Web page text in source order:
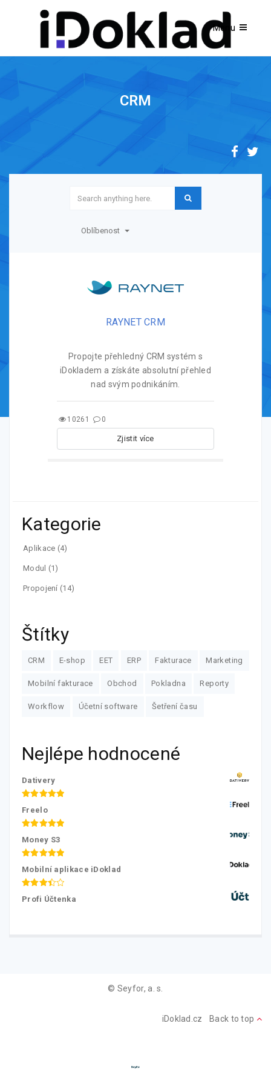
CRM
Oblíbenost
RAYNET CRM
Propojte přehledný CRM systém s
iDokladem a získáte absolutní přehled
nad svým podnikáním.
10261 0
Zjistit více
Kategorie
Aplikace (4)
Modul (1)
Propojení (14)
Štítky
CRM E-shop EET ERP Fakturace Marketing
Mobilní fakturace Obchod Pokladna Reporty
Workflow Účetní software Šetření času
Nejlépe hodnocené
Dativery
5.00z 5
Freelo
5.00z 5
Money S3
5.00z 5
Mobilní aplikace iDoklad
Hodnocení
3.50z
Profi Účtenka
© Seyfor, a. s.
iDoklad.cz Back to top